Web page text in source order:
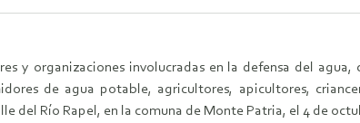
y organizaciones involucradas en la defensa del
de agua potable, agricultores, apicultores,
del Río Rapel, en la comuna de Monte Patria, el 4 de